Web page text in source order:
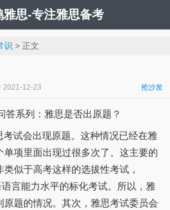
雅思-专注雅思备考
识 > 正文
2021-12-23 抢沙发
答系列：雅思是否出原题？
考试会出现原题。这种情况已经在雅
单项里面出现过很多次了。这主要的
似于高考这样的选拔性考试，
语言能力水平的标化考试。所以，雅
原题的情况。其次，雅思考试委员会